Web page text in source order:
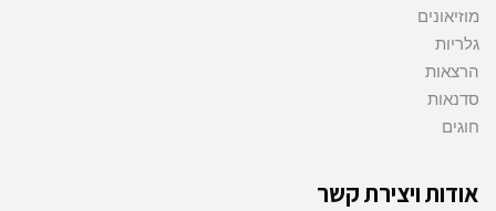
מוזיאונים
גלריות
הרצאות
סדנאות
חוגים
אודות ויצירת קשר